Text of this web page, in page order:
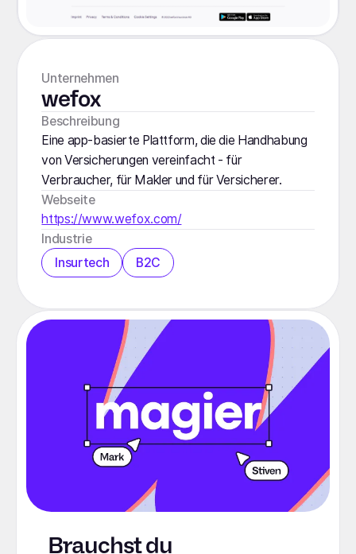
Unternehmen
wefox
Beschreibung
Eine app-basierte Plattform, die die Handhabung
von Versicherungen vereinfacht - für
Verbraucher, für Makler und für Versicherer.
Webseite
https://www.wefox.com/
Industrie
Insurtech
B2C
Brauchst du